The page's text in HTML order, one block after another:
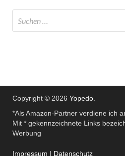
Copyright © 2026 Yopedo.
*Als Amazon-Partner verdiene ich
Mit * gekennzeichnete Links
Werbung
Impressum | Datenschutz